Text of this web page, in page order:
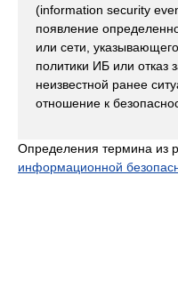
(information security
появление
или сети,
политики ИБ или отказ
неизвестной ранее
отношение к
Определения термина из
информационной